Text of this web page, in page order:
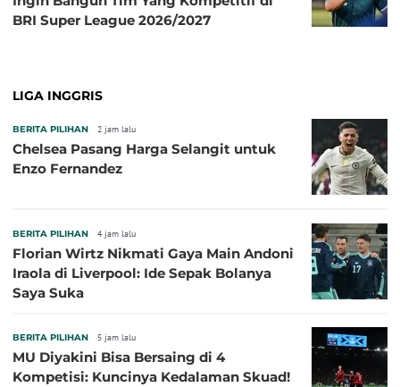
BRI Super League 2026/2027
LIGA INGGRIS
BERITA PILIHAN 2 jam lalu
Chelsea Pasang Harga Selangit untuk
Enzo Fernandez
BERITA PILIHAN 4 jam lalu
Florian Wirtz Nikmati Gaya Main Andoni
Iraola di Liverpool: Ide Sepak Bolanya
Saya Suka
BERITA PILIHAN 5 jam lalu
MU Diyakini Bisa Bersaing di 4
Kompetisi: Kuncinya Kedalaman Skuad!